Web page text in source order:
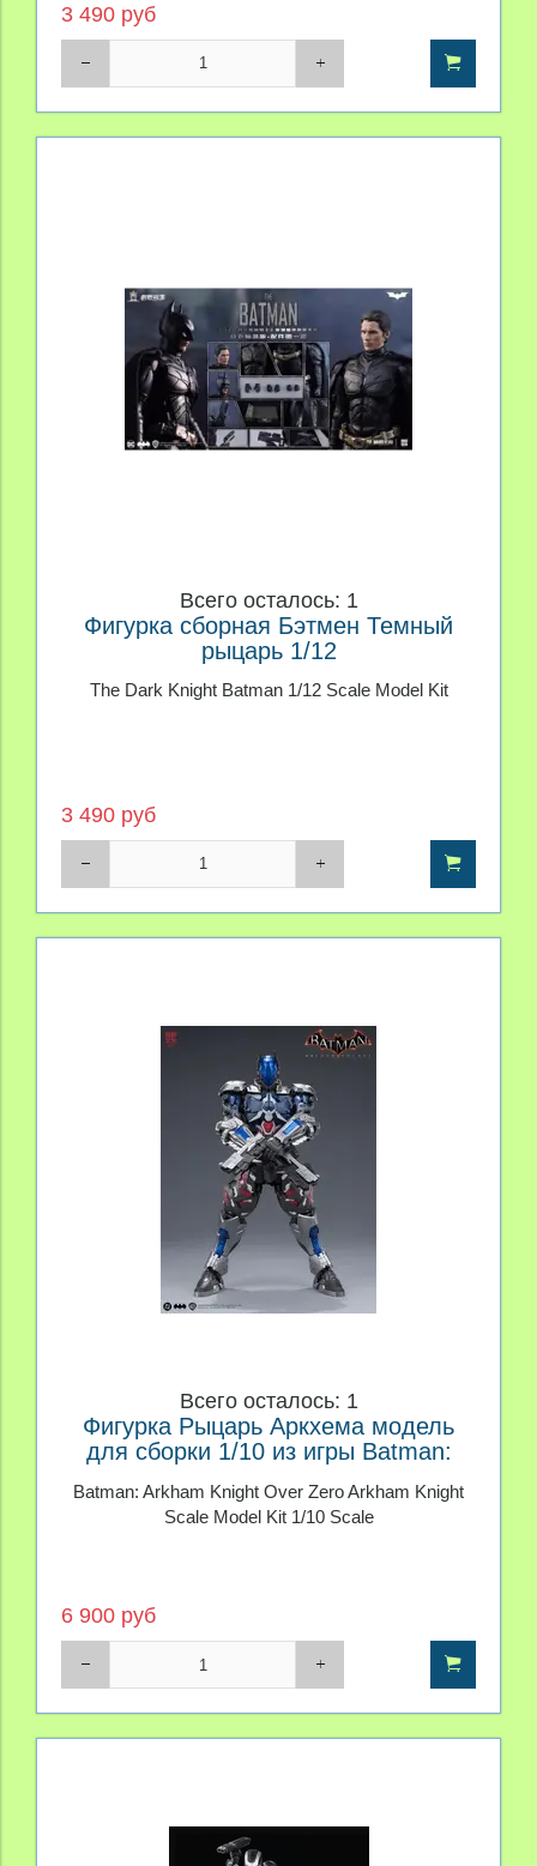
3 490 руб
Всего осталось: 1
Фигурка сборная Бэтмен Темный
рыцарь 1/12
The Dark Knight Batman 1/12 Scale Model Kit
3 490 руб
Всего осталось: 1
Фигурка Рыцарь Аркхема модель
для сборки 1/10 из игры Batman:
Batman: Arkham Knight Over Zero Arkham Knight
Scale Model Kit 1/10 Scale
6 900 руб